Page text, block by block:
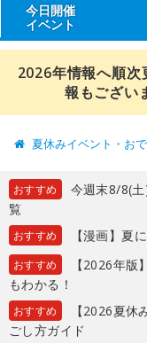
今日開催
イベント
2026年情報へ順
報もござい
夏休みイベント・お
おすすめ
今週末8/8(
覧
おすすめ 【漫画】夏
おすすめ
【2026年
もわかる！
おすすめ
【2026夏休
ごし方ガイド